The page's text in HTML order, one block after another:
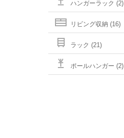
ハンガーラック (2)
リビング収納 (16)
ラック (21)
ポールハンガー (2)